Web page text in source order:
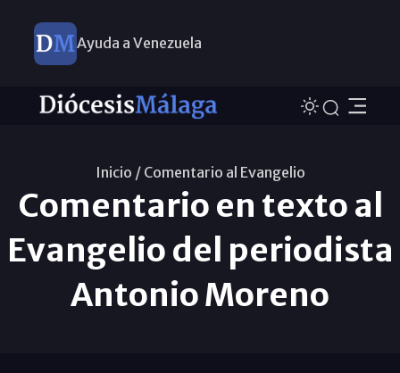
Ayuda a Venezuela
Inicio / Comentario al Evangelio
Comentario en texto al
Evangelio del periodista
Antonio Moreno